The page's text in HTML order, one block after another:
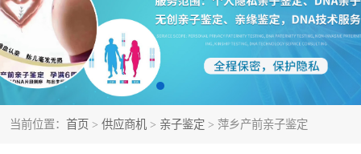
当前位置： 首页 > 供应商机 > 亲子鉴定 > 萍乡产前亲子鉴定
亲子鉴定 DNA亲子鉴定
隐私亲子鉴定 无创亲子鉴定
孕期亲子鉴定